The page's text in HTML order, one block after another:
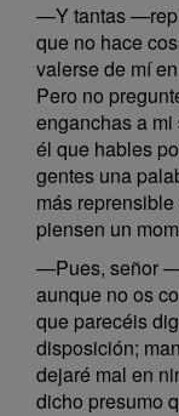
—Y tantas
que no hace
valerse de mí
Pero no
enganchas a
él que hables
gentes una
más
piensen un
—Pues, señor
aunque no os
que parecéis
disposición;
dejaré mal en
dicho presumo